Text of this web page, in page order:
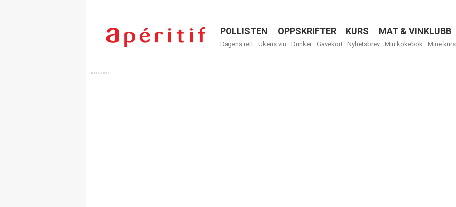
Menu
POLLISTEN OPPSKRIFTER KURS MAT & VINKLUBB
Dagens rett Ukens vin Drinker Gavekort Nyhetsbrev Min kokebok Mine kurs